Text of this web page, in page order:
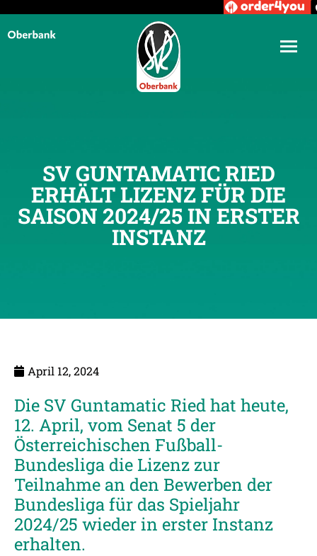
SV GUNTAMATIC RIED
ERHÄLT LIZENZ FÜR DIE
SAISON 2024/25 IN ERSTER
INSTANZ
April 12, 2024
Die SV Guntamatic Ried hat heute,
12. April, vom Senat 5 der
Österreichischen Fußball-
Bundesliga die Lizenz zur
Teilnahme an den Bewerben der
Bundesliga für das Spieljahr
2024/25 wieder in erster Instanz
erhalten.